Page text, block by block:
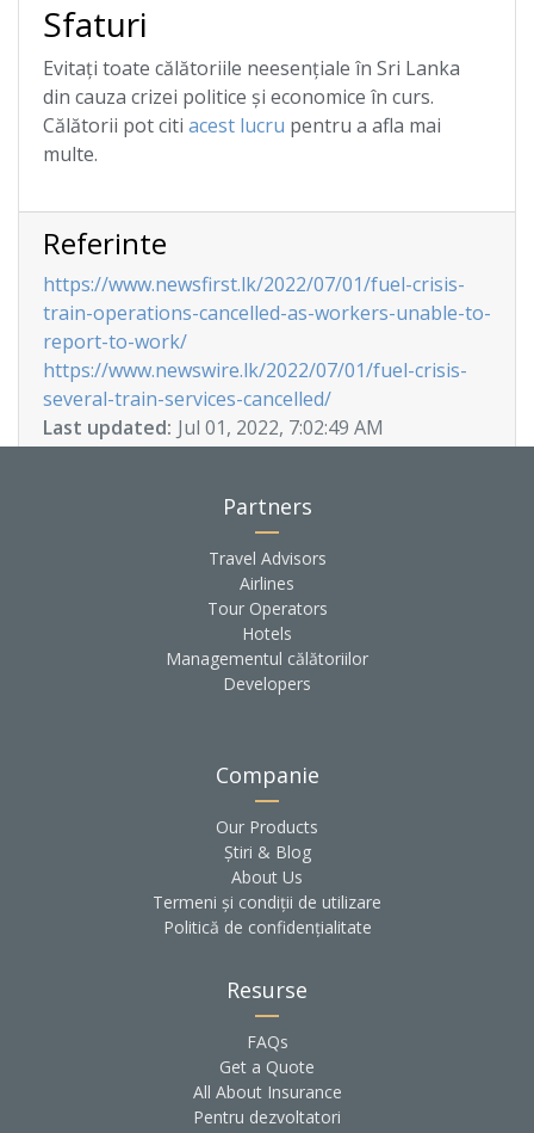
Sfaturi
Evitați toate călătoriile neesențiale în Sri Lanka
din cauza crizei politice și economice în curs.
Călătorii pot citi acest lucru pentru a afla mai
multe.
Referinte
https://www.newsfirst.lk/2022/07/01/fuel-crisis-
train-operations-cancelled-as-workers-unable-to-
report-to-work/
https://www.newswire.lk/2022/07/01/fuel-crisis-
several-train-services-cancelled/
Last updated: Jul 01, 2022, 7:02:49 AM
Partners
Travel Advisors
Airlines
Tour Operators
Hotels
Managementul călătoriilor
Developers
Companie
Our Products
Știri & Blog
About Us
Termeni și condiții de utilizare
Politică de confidențialitate
Resurse
FAQs
Get a Quote
All About Insurance
Pentru dezvoltatori